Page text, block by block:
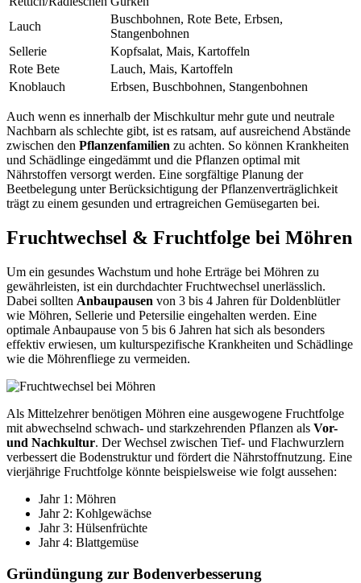
Lauch
Buschbohnen, Rote Bete, Erbsen,
Stangenbohnen
Sellerie
Kopfsalat, Mais, Kartoffeln
Rote Bete
Lauch, Mais, Kartoffeln
Knoblauch
Erbsen, Buschbohnen, Stangenbohnen
Auch wenn es innerhalb der Mischkultur mehr gute und neutrale
Nachbarn als schlechte gibt, ist es ratsam, auf ausreichend Abstände
zwischen den Pflanzenfamilien zu achten. So können Krankheiten
und Schädlinge eingedämmt und die Pflanzen optimal mit
Nährstoffen versorgt werden. Eine sorgfältige Planung der
Beetbelegung unter Berücksichtigung der Pflanzenverträglichkeit
trägt zu einem gesunden und ertragreichen Gemüsegarten bei.
Fruchtwechsel & Fruchtfolge bei Möhren
Um ein gesundes Wachstum und hohe Erträge bei Möhren zu
gewährleisten, ist ein durchdachter Fruchtwechsel unerlässlich.
Dabei sollten Anbaupausen von 3 bis 4 Jahren für Doldenblütler
wie Möhren, Sellerie und Petersilie eingehalten werden. Eine
optimale Anbaupause von 5 bis 6 Jahren hat sich als besonders
effektiv erwiesen, um kulturspezifische Krankheiten und Schädlinge
wie die Möhrenfliege zu vermeiden.
Als Mittelzehrer benötigen Möhren eine ausgewogene Fruchtfolge
mit abwechselnd schwach- und starkzehrenden Pflanzen als Vor-
und Nachkultur. Der Wechsel zwischen Tief- und Flachwurzlern
verbessert die Bodenstruktur und fördert die Nährstoffnutzung. Eine
vierjährige Fruchtfolge könnte beispielsweise wie folgt aussehen:
Jahr 1: Möhren
Jahr 2: Kohlgewächse
Jahr 3: Hülsenfrüchte
Jahr 4: Blattgemüse
Gründüngung zur Bodenverbesserung